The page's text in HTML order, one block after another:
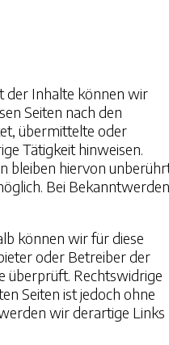
der Inhalte können wir
Seiten nach den
übermittelte oder
Tätigkeit hinweisen.
bleiben hiervon
Bei Bekanntwerden
können wir für diese
oder Betreiber der
überprüft. Rechtswidrige
Seiten ist jedoch ohne
wir derartige Links